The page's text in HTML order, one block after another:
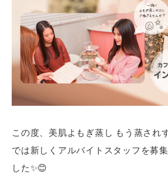
この度、美肌よもぎ蒸し もう蒸され
では新しくアルバイトスタッフを募
した✨😊